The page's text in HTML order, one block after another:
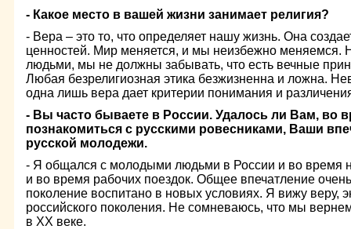
- Какое место в вашей жизни занимает религия?
- Вера – это то, что определяет нашу жизнь. Она
ценностей. Мир меняется, и мы неизбежно меняемся.
людьми, мы не должны забывать, что есть вечные
Любая безрелигиозная этика безжизненна и ложна.
одна лишь вера дает критерии понимания и
- Вы часто бываете в России. Удалось ли Вам, во
познакомиться с русскими ровесниками, Ваши
русской молодежи.
- Я общался с молодыми людьми в России и во время
и во время рабочих поездок. Общее впечатление
поколение воспитано в новых условиях. Я вижу веру,
российского поколения. Не сомневаюсь, что мы
в ХХ веке.